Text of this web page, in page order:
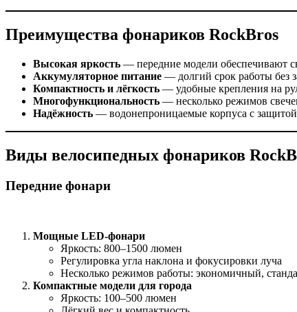
Преимущества фонариков RockBros
Высокая яркость — передние модели обеспечивают
Аккумуляторное питание — долгий срок работы без
Компактность и лёгкость — удобные крепления на
Многофункциональность — несколько режимов
Надёжность — водонепроницаемые корпуса с
Виды велосипедных фонариков
Передние фонари
Мощные LED-фонари
Яркость: 800–1500 люмен
Регулировка угла наклона и фокусировки луча
Несколько режимов работы: экономичный,
Компактные модели для города
Яркость: 100–500 люмен